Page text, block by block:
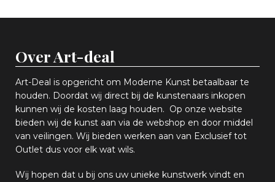
Over Art-deal
Art-Deal is opgericht om Moderne Kunst betaalbaar te
houden. Doordat wij direct bij de kunstenaars inkopen
kunnen wij de kosten laag houden. Op onze website
bieden wij de kunst aan via de webshop en door middel
van veilingen. Wij bieden werken aan van Exclusief tot
Outlet dus voor elk wat wils.
Wij hopen dat u bij ons uw unieke kunstwerk vindt en